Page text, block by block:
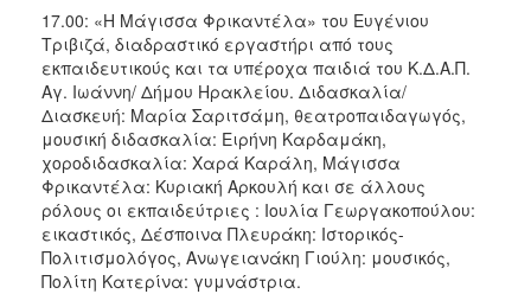
17.00: «Η Μάγισσα Φρικαντέλα» του Ευγένιου
Τριβιζά, διαδραστικό εργαστήρι από τους
εκπαιδευτικούς και τα υπέροχα παιδιά του Κ.Δ.Α.Π.
Αγ. Ιωάννη/ Δήμου Ηρακλείου. Διδασκαλία/
Διασκευή: Μαρία Σαριτσάμη, θεατροπαιδαγωγός,
μουσική διδασκαλία: Ειρήνη Καρδαμάκη,
χοροδιδασκαλία: Χαρά Καράλη, Μάγισσα
Φρικαντέλα: Κυριακή Αρκουλή και σε άλλους
ρόλους οι εκπαιδεύτριες : Ιουλία Γεωργακοπούλου:
εικαστικός, Δέσποινα Πλευράκη: Ιστορικός-
Πολιτισμολόγος, Ανωγειανάκη Γιούλη: μουσικός,
Πολίτη Κατερίνα: γυμνάστρια.